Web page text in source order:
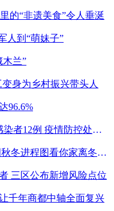
的“非遗美食”令人垂涎
人到“萌妹子”
木兰”
身为乡村振兴带头人
96.6%
19日0时至15时北京新增本土感染者12例 疫情防控处关键时刻
秋天的脚步抵达华南 2022全国秋冬进程图看你家离冬天有多远
三区公布新增风险点位
千年商都中轴全面复兴